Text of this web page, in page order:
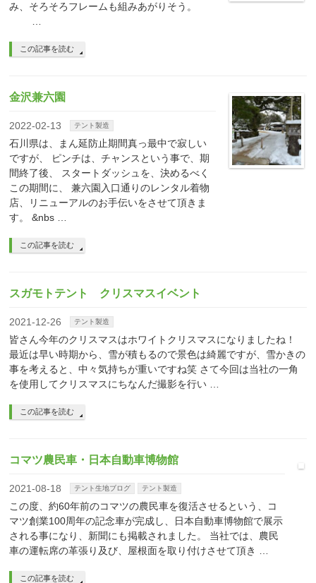
み、そろそろフレームも組みあがりそう。
この記事を読む
金沢兼六園
2022-02-13 テント製造
石川県は、まん延防止期間真っ最中で寂しい
ですが、 ピンチは、チャンスという事で、期
間終了後、 スタートダッシュを、決めるべく
この期間に、 兼六園入口通りのレンタル着物
店、リニューアルのお手伝いをさせて頂きま
す。 &nbs …
この記事を読む
スガモトテント クリスマスイベント
2021-12-26 テント製造
皆さん今年のクリスマスはホワイトクリスマスになりましたね！
最近は早い時期から、雪が積もるので景色は綺麗ですが、雪かきの
事を考えると、中々気持ちが重いですね笑 さて今回は当社の一角
を使用してクリスマスにちなんだ撮影を行い …
この記事を読む
コマツ農民車・日本自動車博物館
2021-08-18 テント生地ブログ テント製造
この度、約60年前のコマツの農民車を復活させるという、コ
マツ創業100周年の記念車が完成し、日本自動車博物館で展示
される事になり、新聞にも掲載されました。 当社では、農民
車の運転席の革張り及び、屋根面を取り付けさせて頂き …
この記事を読む